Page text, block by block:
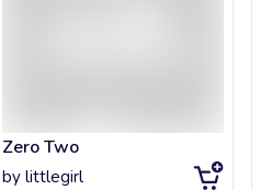
Zero Two
by littlegirl